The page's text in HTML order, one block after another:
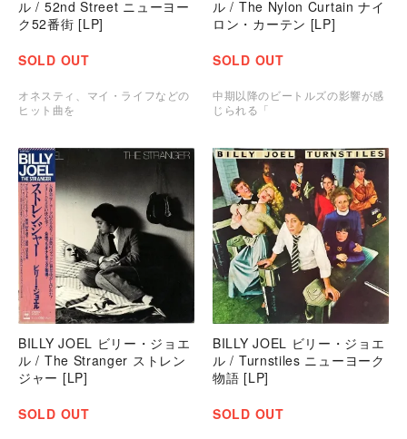
ル / 52nd Street ニューヨー
ク52番街 [LP]
SOLD OUT
オネスティ、マイ・ライフなどの
ヒット曲を
ル / The Nylon Curtain ナイ
ロン・カーテン [LP]
SOLD OUT
中期以降のビートルズの影響が感
じられる「
BILLY JOEL ビリー・ジョエ
ル / The Stranger ストレン
ジャー [LP]
SOLD OUT
BILLY JOEL ビリー・ジョエ
ル / Turnstiles ニューヨーク
物語 [LP]
SOLD OUT